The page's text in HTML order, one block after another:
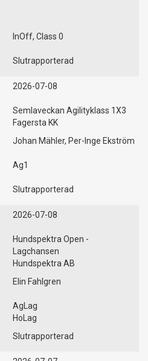
InOff, Class 0
Slutrapporterad
2026-07-08
Semlaveckan Agilityklass 1X3
Fagersta KK
Johan Mähler, Per-Inge Ekström
Ag1
Slutrapporterad
2026-07-08
Hundspektra Open -
Lagchansen
Hundspektra AB
Elin Fahlgren
AgLag
HoLag
Slutrapporterad